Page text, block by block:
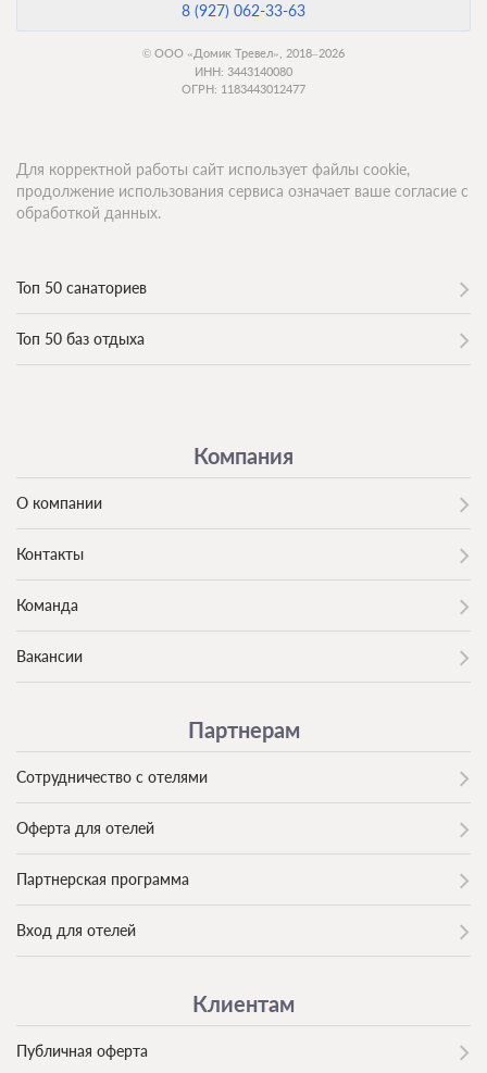
8 (927) 062-33-63
© ООО «Домик Тревел», 2018–2026
ИНН: 3443140080
ОГРН: 1183443012477
Топ 50 санаториев
Топ 50 баз отдыха
Компания
О компании
Контакты
Команда
Вакансии
Партнерам
Сотрудничество с отелями
Оферта для отелей
Партнерская программа
Вход для отелей
Клиентам
Публичная оферта
Для корректной работы сайт использует файлы cookie,
продолжение использования сервиса означает ваше согласие с
обработкой данных.